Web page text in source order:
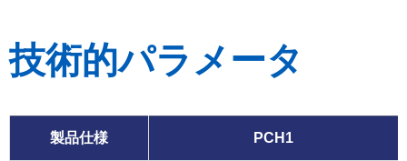
技術的パラメータ
製品仕様 PCH1